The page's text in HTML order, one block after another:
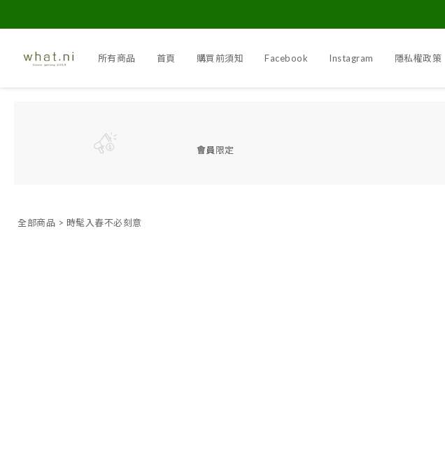
所有商品 首頁 購買前須知 Facebook Instagram 隱私權政策
會員限定
全部商品 > 時髦入春不必刻意